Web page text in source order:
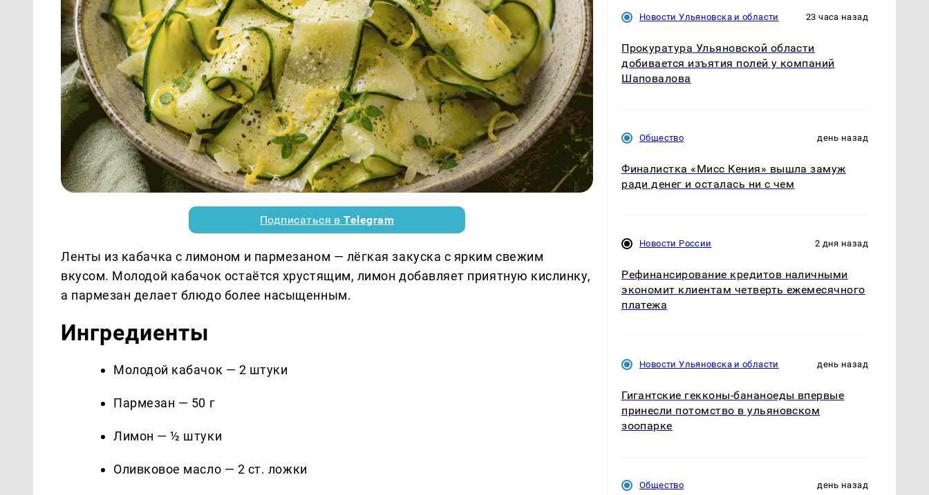
Подписаться вTelegram
Ленты из кабачка с лимоном и пармезаном — лёгкая закуска с ярким свежим
вкусом. Молодой кабачок остаётся хрустящим, лимон добавляет приятную кислинку,
а пармезан делает блюдо более насыщенным.
Ингредиенты
Молодой кабачок — 2 штуки
Пармезан — 50 г
Лимон — ½ штуки
Оливковое масло — 2 ст. ложки
Новости Ульяновска и области 23 часа назад
Прокуратура Ульяновской области
добивается изъятия полей у компаний
Шаповалова
Общество день назад
Финалистка «Мисс Кения» вышла замуж
ради денег и осталась ни с чем
Новости России 2 дня назад
Рефинансирование кредитов наличными
экономит клиентам четверть ежемесячного
платежа
Новости Ульяновска и области день назад
Гигантские гекконы-бананоеды впервые
принесли потомство в ульяновском
зоопарке
Общество день назад